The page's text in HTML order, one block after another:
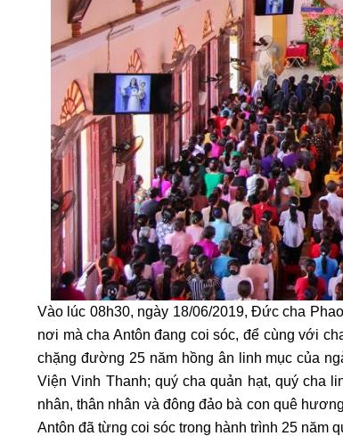
Vào lúc 08h30, ngày 18/06/2019, Đức cha
nơi mà cha Antôn đang coi sóc, để cùng với
chặng đường 25 năm hồng ân linh mục của
Viện Vinh Thanh; quý cha quản hạt, quý cha
nhân, thân nhân và đông đảo bà con quê
Antôn đã từng coi sóc trong hành trình 25 năm